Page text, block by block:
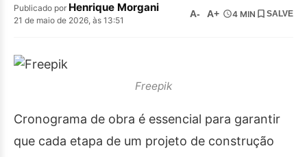
Publicado por Henrique Morgani
21 de maio de 2026, às 13:51
A- A+ 4 MIN SALVE
Freepik
Cronograma de obra é essencial para garantir
que cada etapa de um projeto de construção